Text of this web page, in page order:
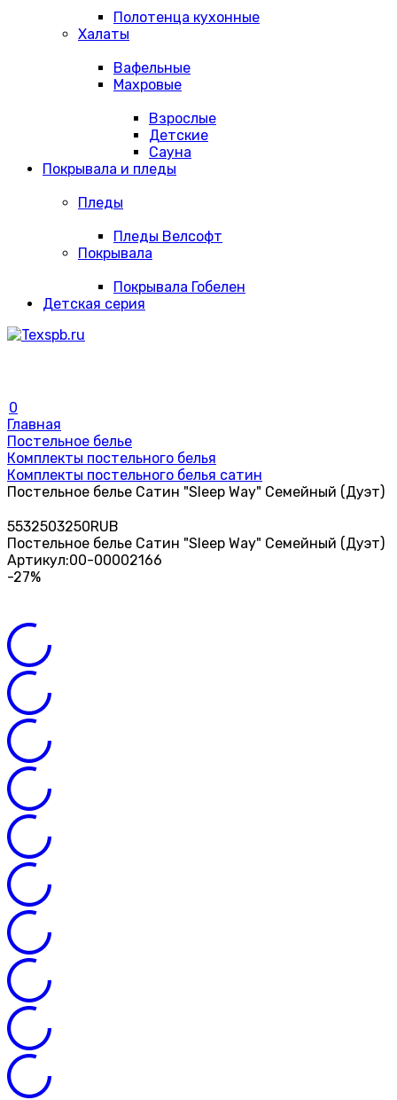
Полотенца кухонные
Халаты
Вафельные
Махровые
Взрослые
Детские
Сауна
Покрывала и пледы
Пледы
Пледы Велсофт
Покрывала
Покрывала Гобелен
Детская серия
0
Главная
Постельное белье
Комплекты постельного белья
Комплекты постельного белья сатин
Постельное белье Сатин "Sleep Way" Семейный (Дуэт)
5532503250RUB
Постельное белье Сатин "Sleep Way" Семейный (Дуэт)
Артикул:00-00002166
-27%